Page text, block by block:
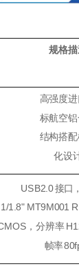
规格
高强度
标航空
结构搭
化设
USB2.0接口，
1/1.8" MT9M001
， 分辨率
帧率